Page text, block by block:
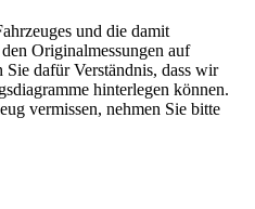
und die damit
Originalmessungen auf
Sie dafür Verständnis, dass wir
hinterlegen können.
vermissen, nehmen Sie bitte